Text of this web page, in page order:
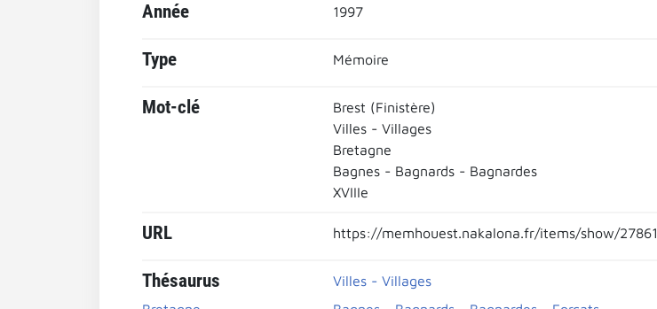
Année 1997
Type Mémoire
Mot-clé
Brest (Finistère)
Villes - Villages
Bretagne
Bagnes - Bagnards - Bagnardes
XVIIIe
URL https://memhouest.nakalona.fr/items/show/27861
Thésaurus
Villes - Villages